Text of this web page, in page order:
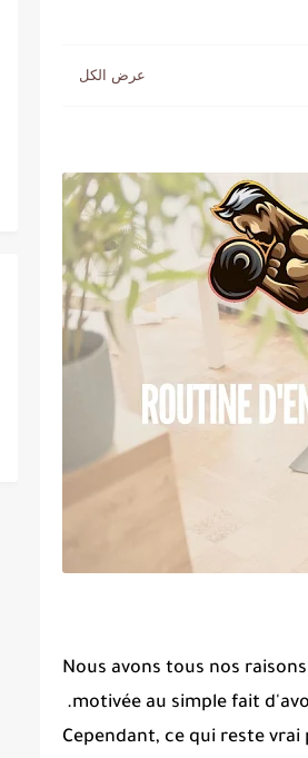
Nous avons tous nos
motivée au simple fait
Cependant, ce qui reste